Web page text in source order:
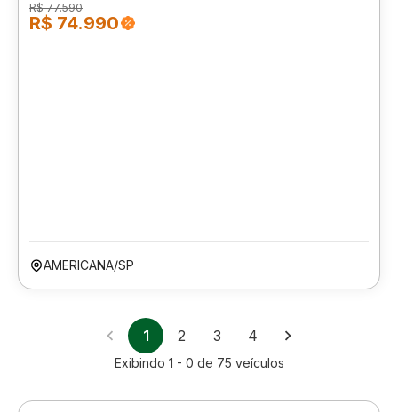
R$ 77.590
R$ 74.990
AMERICANA/SP
1 2 3 4
Exibindo 1 - 0 de 75 veículos